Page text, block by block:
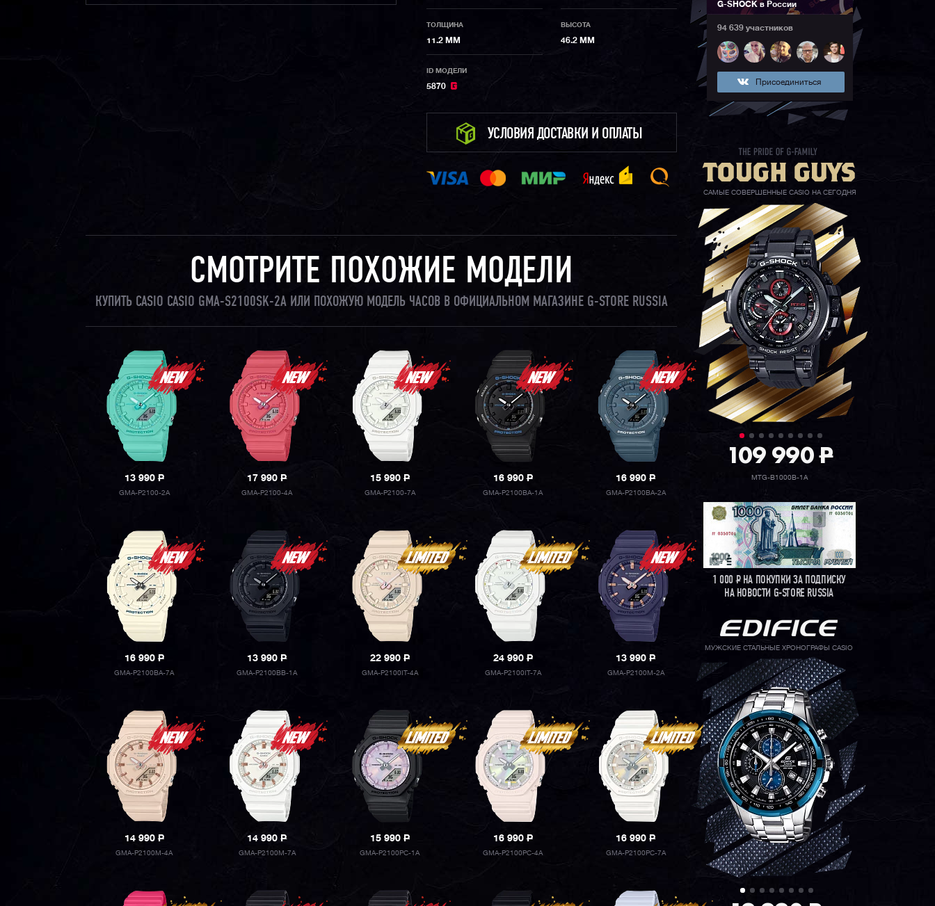
ТОЛЩИНА
11.2 ММ
ВЫСОТА
46.2 ММ
ID МОДЕЛИ
5870
УСЛОВИЯ ДОСТАВКИ И ОПЛАТЫ
СМОТРИТЕ ПОХОЖИЕ МОДЕЛИ
КУПИТЬ CASIO CASIO GMA-S2100SK-2A ИЛИ ПОХОЖУЮ МОДЕЛЬ ЧАСОВ В ОФИЦИАЛЬНОМ МАГАЗИНЕ G-STORE RUSSIA
13 990P
GMA-P2100-2A
17 990P
GMA-P2100-4A
15 990 P
GMA-P2100-7A
16 990P
GMA-P2100BA-1A
16 990P
GMA-P2100BA-2A
16 990P
GMA-P2100BA-7A
13 990P
GMA-P2100BB-1A
22 990 P
GMA-P2100IT-4A
24 990P
GMA-P2100IT-7A
13 990P
GMA-P2100M-2A
14 990P
GMA-P2100M-4A
14 990P
GMA-P2100M-7A
15 990 P
GMA-P2100PC-1A
16 990P
GMA-P2100PC-4A
16 990P
GMA-P2100PC-7A
G-SHOCK в России
94 639 участников
Присоединиться
САМЫЕ СОВЕРШЕННЫЕ CASIO НА СЕГОДНЯ
109 990P
MTG-B1000B-1A
1 000РНА ПОКУПКИ ЗА ПОДПИСКУ
НА НОВОСТИ G-STORE RUSSIA
МУЖСКИЕ СТАЛЬНЫЕ ХРОНОГРАФЫ CASIO